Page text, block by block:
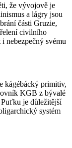
že vývojově je
a lágry jsou
části Gruzie,
civilního
nebezpečný svému
kágébácký primitiv,
KGB z bývalé
je důležitější
systém